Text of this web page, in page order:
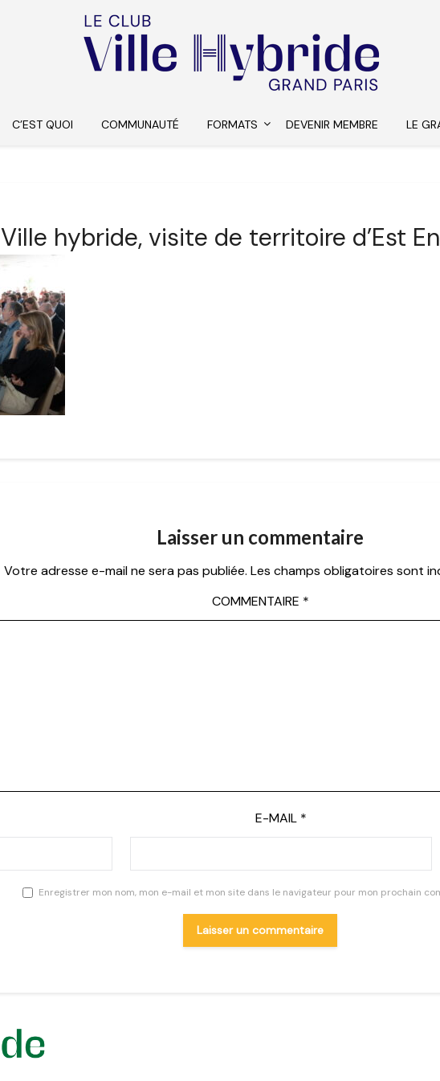
C’EST QUOI COMMUNAUTÉ FORMATS DEVENIR MEMBRE LE
Ville hybride, visite de territoire d’Est
Laisser un commentaire
Votre adresse e-mail ne sera pas publiée. Les champs obligatoires sont
COMMENTAIRE *
E-MAIL *
Enregistrer mon nom, mon e-mail et mon site dans le navigateur pour mon prochain